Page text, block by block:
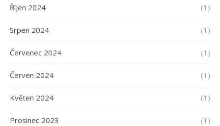
Říjen 2024 (1)
Srpen 2024 (1)
Červenec 2024 (1)
Červen 2024 (1)
Květen 2024 (1)
Prosinec 2023 (1)